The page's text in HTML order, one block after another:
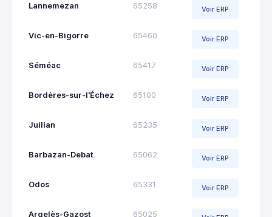
Lannemezan 65258 Voir ERP
Vic-en-Bigorre 65460 Voir ERP
Séméac 65417 Voir ERP
Bordères-sur-l'Échez 65100 Voir ERP
Juillan 65235 Voir ERP
Barbazan-Debat 65062 Voir ERP
Odos 65331 Voir ERP
Argelès-Gazost 65025